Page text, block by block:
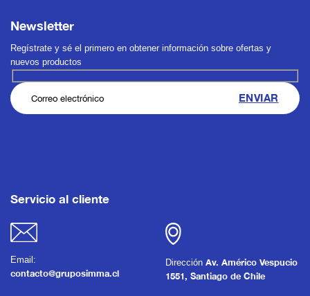
Newsletter
Regístrate y sé el primero en obtener información sobre ofertas y
nuevos productos
Servicio al cliente
Email:
contacto@gruposimma.cl
Dirección Av. Américo Vespucio
1551, Santiago de Chile